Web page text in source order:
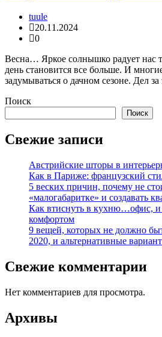
tuule
20.11.2024
0
Весна… Яркое солнышко радует нас
день становится все больше. И
задумываться о дачном сезоне. Дел
Поиск
Поиск
Свежие записи
Австрийские шторы в
Как в Париже: французский
5 веских причин, почему не
«малогабаритке» и создавать
Как втиснуть в кухню…офис, и
комфортом
9 вещей, которых не должно
2020, и альтернативные
Свежие комментарии
Нет комментариев для просмотра.
Архивы